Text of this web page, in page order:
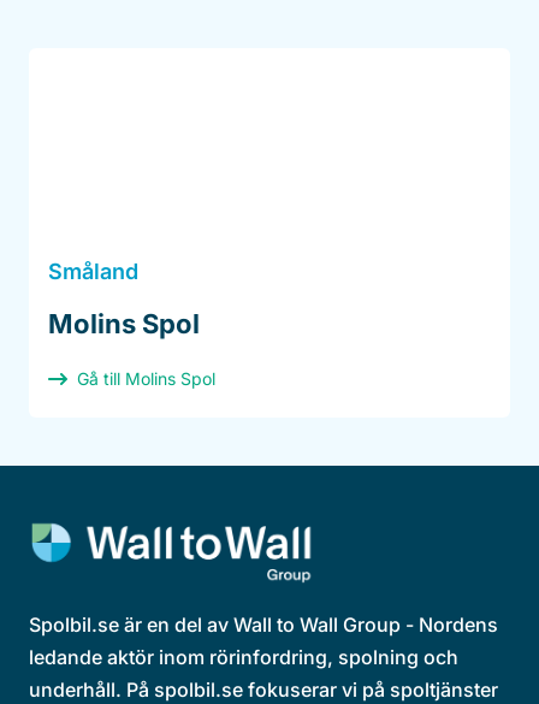
Småland
Molins Spol
Gå till Molins Spol
Spolbil.se är en del av Wall to Wall Group - Nordens
ledande aktör inom rörinfordring, spolning och
underhåll. På spolbil.se fokuserar vi på spoltjänster